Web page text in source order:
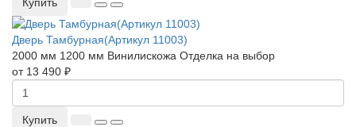
Дверь Тамбурная(Артикул 11003)
2000 мм 1200 мм Винилискожа Отделка на выбор
от 13 490 ₽
Купить